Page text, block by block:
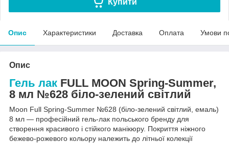
Опис Характеристики Доставка Оплата Умови
Опис
Гель лак FULL MOON Spring-Summer,
8 мл №628 біло-зелений світлий
Moon Full Spring-Summer №628 (біло-зелений світлий, емаль)
8 мл — професійний гель-лак польського бренду для
створення красивого і стійкого манікюру. Покриття ніжного
бежево-рожевого кольору належить до літньої колекції